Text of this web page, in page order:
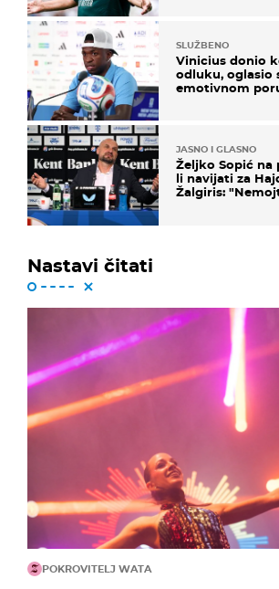
SLUŽBENO
Vinicius donio
odluku, oglasio
emotivnom
JASNO I GLASNO
Željko Sopić na
li navijati za
Žalgiris:
Nastavi čitati
POKROVITELJ WATA